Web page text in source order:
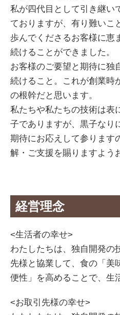
私が四代目として引き継い
ておりますが、有り難いこ
歩んでくださるお客様に恵
続けることができました。
お客様のご要望と期待に独
続けること。これが創業時
の根幹だと思います。
私たちや私たちの技術は表
子でありますが、黒子なり
期待にお応えして参ります
解・ご支援を賜りますよう
経営理念
<生活者の幸せ>
わたしたちは、独自開発の
先様と協業して、食の「美
便性」を高めることで、生
<お取引先様の幸せ>